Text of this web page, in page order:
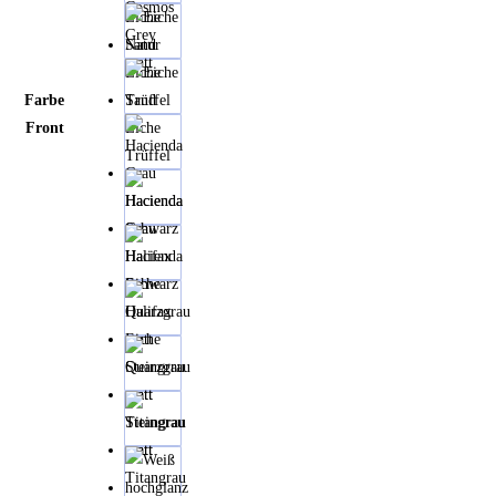
Farbe
Front
Cosmos
Grey
matt
Eiche
Natur
Eiche
Sand
Eiche
Trüffel
Hacienda
Grau
Hacienda
Schwarz
Halifax
Eiche
Quarzgrau
matt
Steingrau
matt
Titangrau